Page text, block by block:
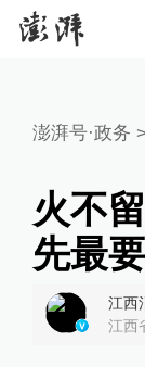
澎湃号·政务 >
火不
先最
江西
江西